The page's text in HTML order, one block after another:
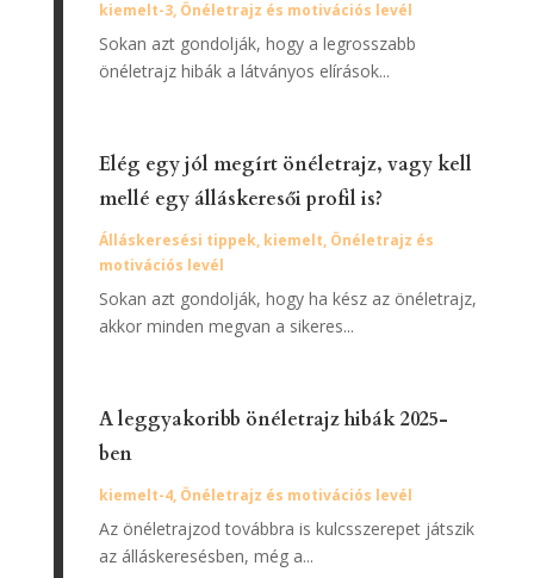
kiemelt-3, Önéletrajz és motivációs levél
Sokan azt gondolják, hogy a legrosszabb
önéletrajz hibák a látványos elírások...
Elég egy jól megírt önéletrajz, vagy kell
mellé egy álláskeresői profil is?
Álláskeresési tippek, kiemelt, Önéletrajz és
motivációs levél
Sokan azt gondolják, hogy ha kész az önéletrajz,
akkor minden megvan a sikeres...
A leggyakoribb önéletrajz hibák 2025-
ben
kiemelt-4, Önéletrajz és motivációs levél
Az önéletrajzod továbbra is kulcsszerepet játszik
az álláskeresésben, még a...